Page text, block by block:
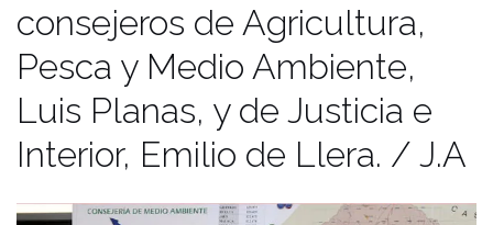
consejeros de Agricultura,
Pesca y Medio Ambiente,
Luis Planas, y de Justicia e
Interior, Emilio de Llera. / J.A